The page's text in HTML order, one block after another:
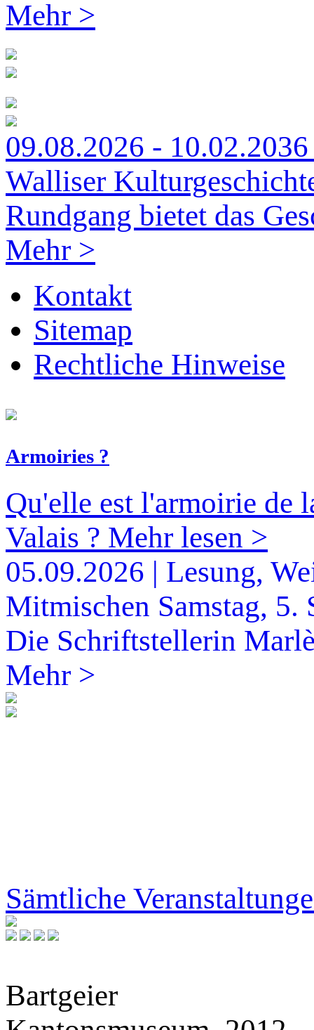
Mehr >
09.08.2026 -
Walliser
Rundgang bietet das
Mehr >
Kontakt
Sitemap
Rechtliche Hinweise
Armoiries ?
Qu'elle est l'armoirie de
Valais ? Mehr lesen >
05.09.2026 | Lesung,
Mitmischen Samstag, 5.
Die Schriftstellerin
Mehr >
Sämtliche
Bartgeier